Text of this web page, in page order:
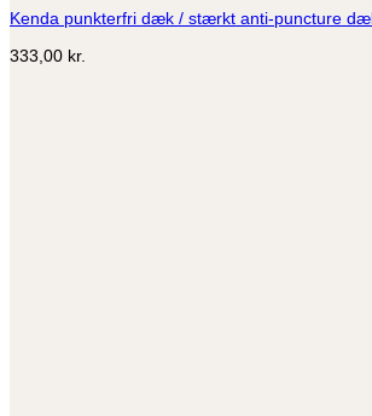
varianter.
kan
Kenda punkterfri dæk / stærkt anti-puncture
333,00 kr.